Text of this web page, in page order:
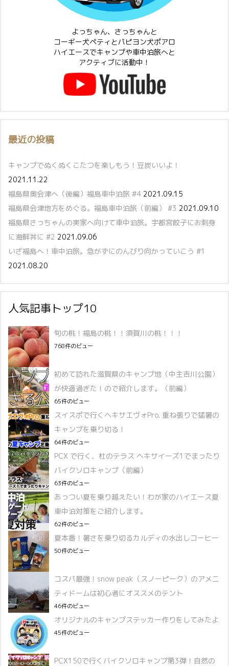
よっちゃん、さっちゃんと
コーギー犬ペティとパピヨン犬ポアロ
ハイエースでキャンプや車中泊旅へと
アクティブに活動中！
最近の投稿
キャンプでぬくぬくこたつを楽しもう！豆炭いいよ！
2021.11.22
福島県奥会津へ（後編）福島車中泊旅 #4 2021.09.15
福島県会津地方をめぐる。福島車中泊旅（前編） #3 2021.09.10
福島県さっちゃんの実家へ向けて車中泊旅。宇都宮餃子にお刺身
に海鮮丼に #2 2021.09.06
いざ福島へ！車中泊旅。急がずにのんびり向かっていこう #1
2021.08.20
人気記事トップ10
旬の桃！福島の桃！！須賀川の桃！！！
768件のビュー
初めて訪れた滋賀県のキャンプ地（中主吉川公園）
が快適過ぎた！ので紹介します。（前編）
65件のビュー
スイスポで行くヘキサエヴォPro. 重ね張りで猛暑の
キャンプを乗り切る！
64件のビュー
PCX で行く、杜のテラス ヘキサイーズ1でまったり
バイクソロキャンプ（前編）
63件のビュー
あっつい夏を乗り越えたい！わが家のハイエース夏
車中泊対策をご紹介します。
62件のビュー
夏本番！暑さを乗り切るカルディの水出しコーヒー
50件のビュー
コスパ最強！snow peak（スノーピーク）のアメニ
ティドームは初心者にオススメのテント
46件のビュー
オリジナルのキャンプステッカー作りをしてみたよ
45件のビュー
PCX150で行くバイクソロキャンプ第3弾！自然の